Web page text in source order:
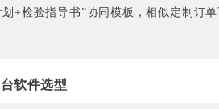
+检验指导书”协同模板，相似定制订
软件选型